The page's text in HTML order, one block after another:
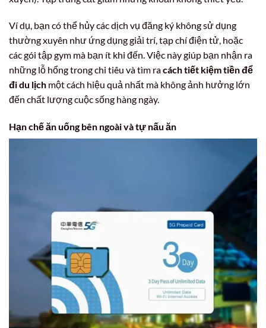
Ví dụ, bạn có thể hủy các dịch vụ đăng ký không sử dụng
thường xuyên như ứng dụng giải trí, tạp chí điện tử, hoặc
các gói tập gym mà bạn ít khi đến. Việc này giúp bạn nhận ra
những lỗ hổng trong chi tiêu và tìm racách tiết kiệm tiền để
đi du lịch một cách hiệu quả nhất mà không ảnh hưởng lớn
đến chất lượng cuộc sống hàng ngày.
Hạn chế ăn uống bên ngoài và tự nấu ăn